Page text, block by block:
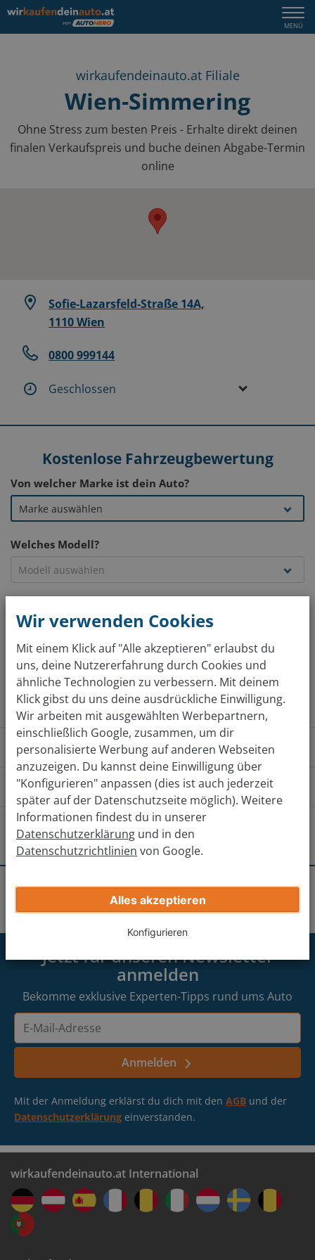
MENÜ
wirkaufendeinauto.at Filiale
Wien-Simmering
Ohne Stress zum besten Preis - Erhalte direkt deinen
finalen Verkaufspreis und buche deinen Abgabe-Termin
online
Sofie-Lazarsfeld-Straße 14A,
1110 Wien
0800 999144
Geschlossen
Kostenlose Fahrzeugbewertung
Von welcher Marke ist dein Auto?
Welches Modell?
Jetzt kostenlos bewerten
Wie funktioniert das?
Erhalte deinen endgültigen Verkaufpreis
Gib deine Auto-Infos ein
Lass deine Auto-Infos bestätigen
Buche einen Termin in einer Filiale in deiner Nähe
Wie komme ich zu der Filiale?
Von Norden Von Süden
Auf der A23 Richtung Süden fahren.
Ausfahrt Simmering nehmen und auf die B228
Richtung Simmering fahren.
Links in die Leberstraße abbiegen.
zur Hausnummer 14A fahren.
Gibt es andere Filialen in der Nähe?
Gerasdorf
Tulln an der Donau
Wien Wien-Simmering
Jetzt für unseren Newsletter
anmelden
Bekomme exklusive Experten-Tipps rund ums Auto
Adresse
Anmelden
Mit der Anmeldung erklärst du dich mit den AGB und der
Datenschutzerklärung einverstanden.
wirkaufendeinauto.at International
Wir verwenden Cookies
Mit einem Klick auf "Alle akzeptieren" erlaubst du
uns, deine Nutzererfahrung durch Cookies und
ähnliche Technologien zu verbessern. Mit deinem
Klick gibst du uns deine ausdrückliche Einwilligung.
Wir arbeiten mit ausgewählten Werbepartnern,
einschließlich Google, zusammen, um dir
personalisierte Werbung auf anderen Webseiten
anzuzeigen. Du kannst deine Einwilligung über
"Konfigurieren" anpassen (dies ist auch jederzeit
später auf der Datenschutzseite möglich). Weitere
Informationen findest du in unserer
Datenschutzerklärung und in den
Datenschutzrichtlinien von Google.
Alles akzeptieren
Konfigurieren